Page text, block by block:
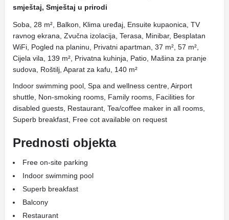
smještaj, Smještaj u prirodi
Soba, 28 m², Balkon, Klima uređaj, Ensuite kupaonica, TV
ravnog ekrana, Zvučna izolacija, Terasa, Minibar, Besplatan
WiFi, Pogled na planinu, Privatni apartman, 37 m², 57 m²,
Cijela vila, 139 m², Privatna kuhinja, Patio, Mašina za pranje
sudova, Roštilj, Aparat za kafu, 140 m²
Indoor swimming pool, Spa and wellness centre, Airport
shuttle, Non-smoking rooms, Family rooms, Facilities for
disabled guests, Restaurant, Tea/coffee maker in all rooms,
Superb breakfast, Free cot available on request
Prednosti objekta
Free on-site parking
Indoor swimming pool
Superb breakfast
Balcony
Restaurant